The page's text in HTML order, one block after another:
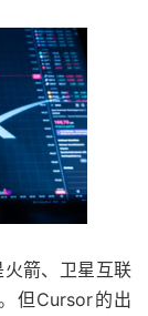
箭、卫星互联
但Cursor的出